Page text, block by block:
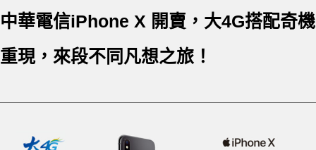
中華電信iPhone X 開賣，大4G搭配奇機
重現，來段不同凡想之旅！